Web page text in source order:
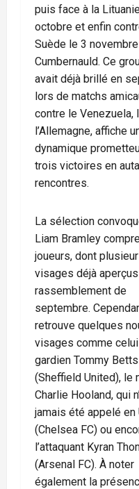
puis face à la
octobre et enfin
Suède le 3
Cumbernauld. Ce
avait déjà brillé en
lors de matchs
contre le Venezuela,
l’Allemagne, affiche
dynamique
trois victoires en
rencontres.
La sélection
Liam Bramley
joueurs, dont
visages déjà
rassemblement de
septembre.
retrouve quelques
visages comme
gardien Tommy Betts
(Sheffield United), le
Charlie Hooland, qui
jamais été appelé en
(Chelsea FC) ou
l’attaquant Kyran
(Arsenal FC). À noter
également la